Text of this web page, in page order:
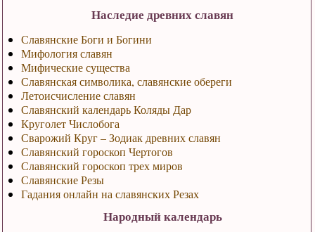
Наследие древних славян
Славянские Боги и Богини
Мифология славян
Мифические существа
Славянская символика, славянские обереги
Летоисчисление славян
Славянский календарь Коляды Дар
Круголет Числобога
Сварожий Круг – Зодиак древних славян
Славянский гороскоп Чертогов
Славянский гороскоп трех миров
Славянские Резы
Гадания онлайн на славянских Резах
Народный календарь